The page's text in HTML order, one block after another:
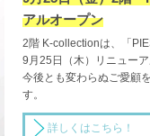
アルオープン
2階 K-collectionは、「
9月25日（木）リニューア
今後とも変わらぬご愛顧
す。
詳しくはこちら！